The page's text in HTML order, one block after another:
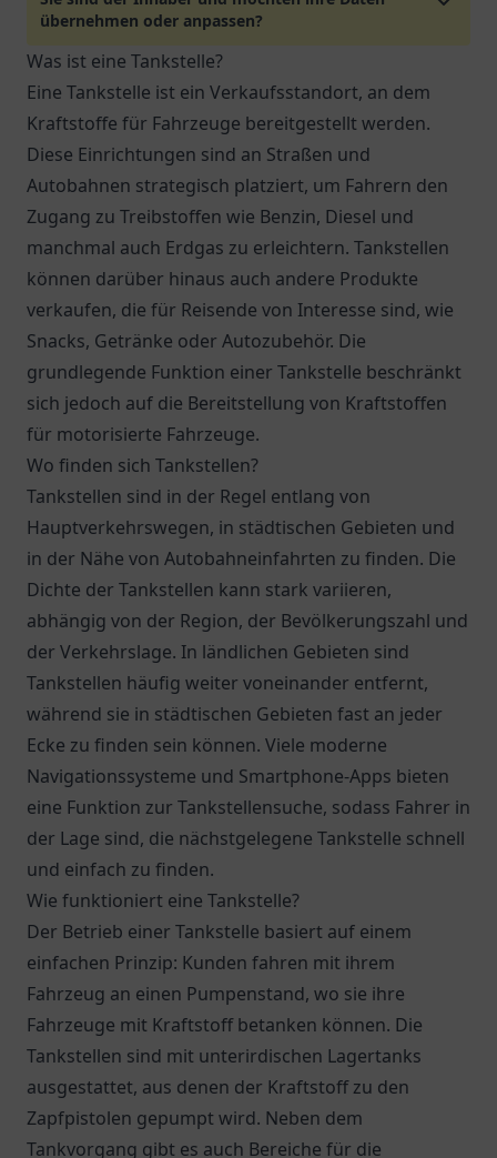
übernehmen oder anpassen?
Was ist eine Tankstelle?
Eine Tankstelle ist ein Verkaufsstandort, an dem
Kraftstoffe für Fahrzeuge bereitgestellt werden.
Diese Einrichtungen sind an Straßen und
Autobahnen strategisch platziert, um Fahrern den
Zugang zu Treibstoffen wie Benzin, Diesel und
manchmal auch Erdgas zu erleichtern. Tankstellen
können darüber hinaus auch andere Produkte
verkaufen, die für Reisende von Interesse sind, wie
Snacks, Getränke oder Autozubehör. Die
grundlegende Funktion einer Tankstelle beschränkt
sich jedoch auf die Bereitstellung von Kraftstoffen
für motorisierte Fahrzeuge.
Wo finden sich Tankstellen?
Tankstellen sind in der Regel entlang von
Hauptverkehrswegen, in städtischen Gebieten und
in der Nähe von Autobahneinfahrten zu finden. Die
Dichte der Tankstellen kann stark variieren,
abhängig von der Region, der Bevölkerungszahl und
der Verkehrslage. In ländlichen Gebieten sind
Tankstellen häufig weiter voneinander entfernt,
während sie in städtischen Gebieten fast an jeder
Ecke zu finden sein können. Viele moderne
Navigationssysteme und Smartphone-Apps bieten
eine Funktion zur Tankstellensuche, sodass Fahrer in
der Lage sind, die nächstgelegene Tankstelle schnell
und einfach zu finden.
Wie funktioniert eine Tankstelle?
Der Betrieb einer Tankstelle basiert auf einem
einfachen Prinzip: Kunden fahren mit ihrem
Fahrzeug an einen Pumpenstand, wo sie ihre
Fahrzeuge mit Kraftstoff betanken können. Die
Tankstellen sind mit unterirdischen Lagertanks
ausgestattet, aus denen der Kraftstoff zu den
Zapfpistolen gepumpt wird. Neben dem
Tankvorgang gibt es auch Bereiche für die